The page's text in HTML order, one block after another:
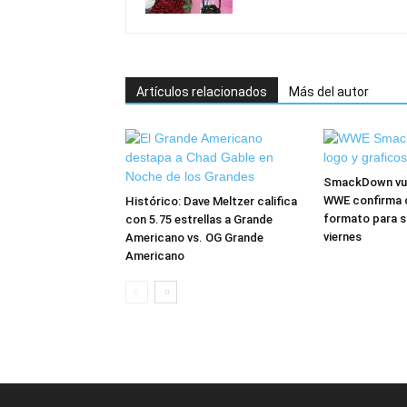
Artículos relacionados Más del autor
Histórico: Dave Meltzer califica
con 5.75 estrellas a Grande
Americano vs. OG Grande
Americano
SmackDown
WWE confirma
formato para
viernes